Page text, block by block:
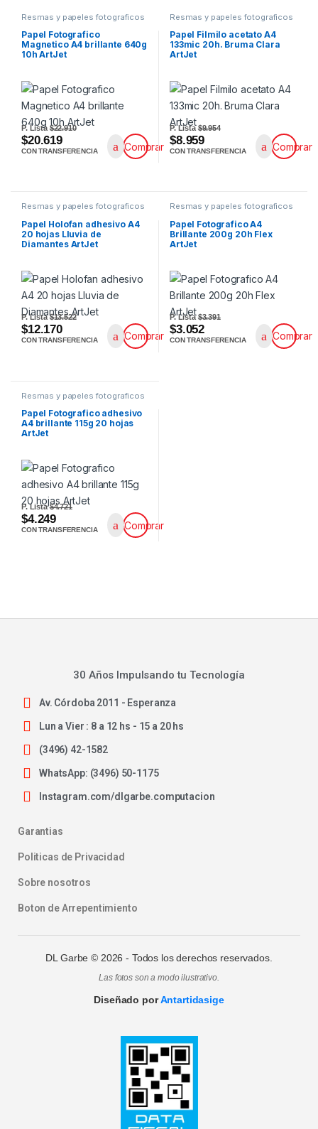
Resmas y papeles fotograficos
Papel Fotografico
Magnetico A4 brillante 640g
10h ArtJet
P. Lista$22.910
$20.619
CON TRANSFERENCIA Comprar
Resmas y papeles fotograficos
Papel Filmilo acetato A4
133mic 20h. Bruma Clara
ArtJet
P. Lista$9.954
$8.959
CON TRANSFERENCIA Comprar
Resmas y papeles fotograficos
Papel Holofan adhesivo A4
20 hojas Lluvia de
Diamantes ArtJet
P. Lista$13.522
$12.170
CON TRANSFERENCIA Comprar
Resmas y papeles fotograficos
Papel Fotografico A4
Brillante 200g 20h Flex
ArtJet
P. Lista$3.391
$3.052
CON TRANSFERENCIA Comprar
Resmas y papeles fotograficos
Papel Fotografico adhesivo
A4 brillante 115g 20 hojas
ArtJet
P. Lista$4.721
$4.249
CON TRANSFERENCIA Comprar
30 Años Impulsando tu Tecnología
Av. Córdoba 2011 - Esperanza
Lun a Vier : 8 a 12 hs - 15 a 20 hs
(3496) 42-1582
WhatsApp: (3496) 50-1175
Instagram.com/dlgarbe.computacion
Garantias
Politicas de Privacidad
Sobre nosotros
Boton de Arrepentimiento
DL Garbe © 2026 - Todos los derechos reservados.
Las fotos son a modo ilustrativo.
Diseñado porAntartidasige